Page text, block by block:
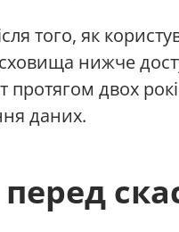
того, як
нижче
протягом двох
даних.